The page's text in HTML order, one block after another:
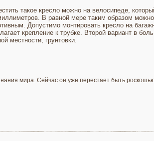
такое кресло можно на велосипеде,
В равной мере таким образом можно
Допустимо монтировать кресло на
крепление к трубке. Второй вариант в
местности, грунтовки.
мира. Сейчас он уже перестает быть